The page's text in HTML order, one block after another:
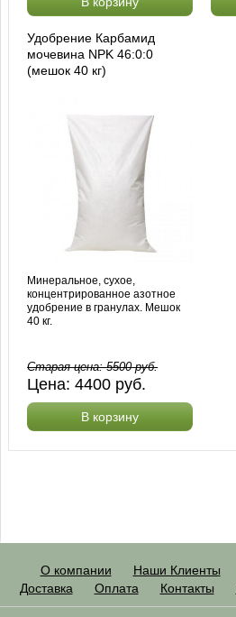
Удобрение Карбамид
мочевина NPK 46:0:0
(мешок 40 кг)
Минеральное, сухое,
концентрированное азотное
удобрение в гранулах. Мешок
40 кг.
Старая цена:5500руб.
Цена:4400 руб.
В корзину
О компании Наши Клиенты
Доставка
Оплата Контакты